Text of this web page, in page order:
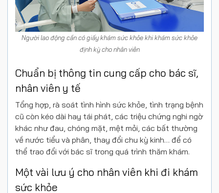
Người lao động cần có giấy khám sức khỏe khi khám sức khỏe
định kỳ cho nhân viên
Chuẩn bị thông tin cung cấp cho bác sĩ,
nhân viên y tế
Tổng hợp, rà soát tình hình sức khỏe, tình trạng bệnh
cũ còn kéo dài hay tái phát, các triệu chứng nghi ngờ
khác như đau, chóng mặt, mệt mỏi, các bất thường
về nước tiểu và phân, thay đổi chu kỳ kinh… để có
thể trao đổi với bác sĩ trong quá trình thăm khám.
Một vài lưu ý cho nhân viên khi đi khám
sức khỏe